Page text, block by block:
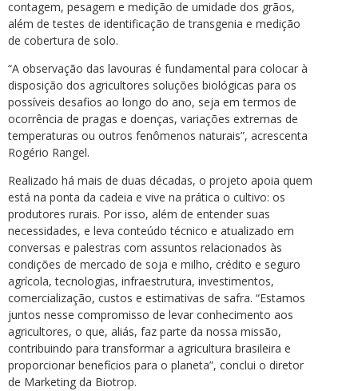
contagem, pesagem e medição de umidade dos grãos,
além de testes de identificação de transgenia e medição
de cobertura de solo.
“A observação das lavouras é fundamental para colocar à
disposição dos agricultores soluções biológicas para os
possíveis desafios ao longo do ano, seja em termos de
ocorrência de pragas e doenças, variações extremas de
temperaturas ou outros fenômenos naturais”, acrescenta
Rogério Rangel.
Realizado há mais de duas décadas, o projeto apoia quem
está na ponta da cadeia e vive na prática o cultivo: os
produtores rurais. Por isso, além de entender suas
necessidades, e leva conteúdo técnico e atualizado em
conversas e palestras com assuntos relacionados às
condições de mercado de soja e milho, crédito e seguro
agrícola, tecnologias, infraestrutura, investimentos,
comercialização, custos e estimativas de safra. “Estamos
juntos nesse compromisso de levar conhecimento aos
agricultores, o que, aliás, faz parte da nossa missão,
contribuindo para transformar a agricultura brasileira e
proporcionar benefícios para o planeta”, conclui o diretor
de Marketing da Biotrop.